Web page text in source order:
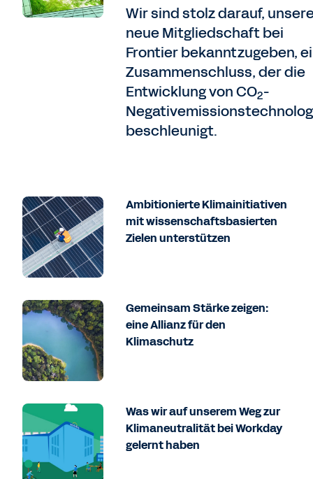
Wir sind stolz darauf,
neue Mitgliedschaft bei
Frontier bekanntzugeben,
Zusammenschluss, der die
Entwicklung von CO2-
beschleunigt.
Ambitionierte Klimainitiativen
mit wissenschaftsbasierten
Zielen unterstützen
Gemeinsam Stärke zeigen:
eine Allianz für den
Klimaschutz
Was wir auf unserem Weg zur
Klimaneutralität bei Workday
gelernt haben